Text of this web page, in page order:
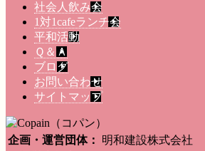
社会人飲み会
1対1cafeランチ会
平和活動
Ｑ＆Ａ
ブログ
お問い合わせ
サイトマップ
企画・運営団体：
明和建設株式会社